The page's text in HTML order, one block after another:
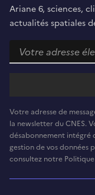
Ariane 6, sciences,
actualités spatiales
Votre adresse de
la newsletter du CNES.
désabonnement intégré
gestion de vos données
consultez notre